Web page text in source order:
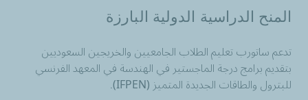
المنح الدراسية الدولية البارزة
تدعم ساتورب تعليم الطلاب الجامعيين والخريجين السعوديين
بتقديم برامج درجة الماجستير في الهندسة في المعهد الفرنسي
للبترول والطاقاتالجديدة المتميز(IFPEN).